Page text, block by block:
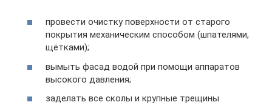
провести очистку поверхности от старого
покрытия механическим способом (шпателями,
щётками);
вымыть фасад водой при помощи аппаратов
высокого давления;
заделать все сколы и крупные трещины